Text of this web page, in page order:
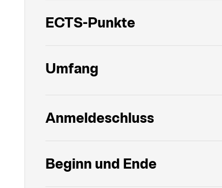
ECTS-Punkte
Umfang
Anmeldeschluss
Beginn und Ende